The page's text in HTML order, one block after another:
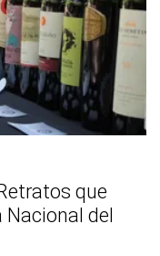
que
del